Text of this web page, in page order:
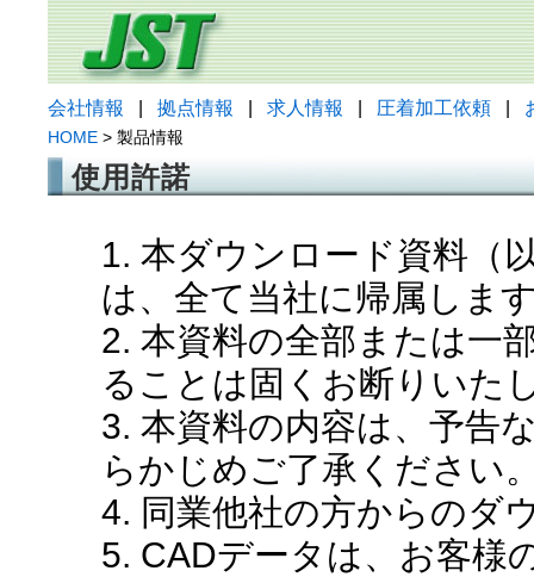
会社情報 拠点情報 求人情報 圧着加工依頼
HOME > 製品情報
使用許諾
1. 本ダウンロード資料（
は、全て当社に帰属しま
2. 本資料の全部または一
ることは固くお断りいた
3. 本資料の内容は、予告
らかじめご了承ください
4. 同業他社の方からのダ
5. CADデータは、お客様